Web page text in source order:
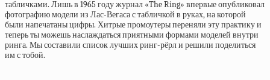
табличками. Лишь в 1965 году журнал «The Ring» впервые опубликовал
фотографию модели из Лас-Вегаса с табличкой в руках, на которой
были напечатаны цифры. Хитрые промоутеры переняли эту практику и
теперь ты можешь наслаждаться приятными формами моделей внутри
ринга. Мы составили список лучших ринг-рёрл и решили поделиться
им с тобой.